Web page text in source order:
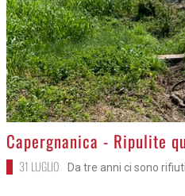
>
Capergnanica - Ripulite
31 LUGLIO Da tre anni ci sono